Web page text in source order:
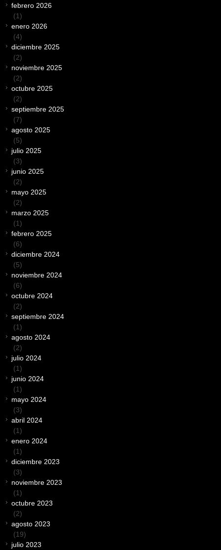
febrero 2026
(1)
enero 2026
(4)
diciembre 2025
(2)
noviembre 2025
(2)
octubre 2025
(2)
septiembre 2025
(7)
agosto 2025
(5)
julio 2025
(3)
junio 2025
(2)
mayo 2025
(2)
marzo 2025
(1)
febrero 2025
(6)
diciembre 2024
(5)
noviembre 2024
(6)
octubre 2024
(2)
septiembre 2024
(1)
agosto 2024
(2)
julio 2024
(1)
junio 2024
(1)
mayo 2024
(3)
abril 2024
(1)
enero 2024
(1)
diciembre 2023
(3)
noviembre 2023
(1)
octubre 2023
(2)
agosto 2023
(19)
julio 2023